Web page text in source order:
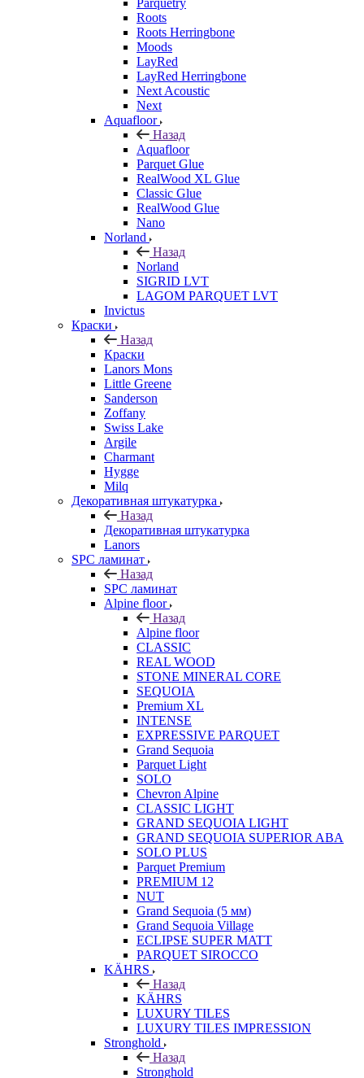
Parquetry
Roots
Roots Herringbone
Moods
LayRed
LayRed Herringbone
Next Acoustic
Next
Aquafloor
Назад
Aquafloor
Parquet Glue
RealWood XL Glue
Classic Glue
RealWood Glue
Nano
Norland
Назад
Norland
SIGRID LVT
LAGOM PARQUET LVT
Invictus
Краски
Назад
Краски
Lanors Mons
Little Greene
Sanderson
Zoffany
Swiss Lake
Argile
Charmant
Hygge
Milq
Декоративная штукатурка
Назад
Декоративная штукатурка
Lanors
SPC ламинат
Назад
SPC ламинат
Alpine floor
Назад
Alpine floor
CLASSIC
REAL WOOD
STONE MINERAL CORE
SEQUOIA
Premium XL
INTENSE
EXPRESSIVE PARQUET
Grand Sequoia
Parquet Light
SOLO
Chevron Alpine
CLASSIC LIGHT
GRAND SEQUOIA LIGHT
GRAND SEQUOIA SUPERIOR ABA
SOLO PLUS
Parquet Premium
PREMIUM 12
NUT
Grand Sequoia (5 мм)
Grand Sequoia Village
ECLIPSE SUPER MATT
PARQUET SIROCCO
KÄHRS
Назад
KÄHRS
LUXURY TILES
LUXURY TILES IMPRESSION
Stronghold
Назад
Stronghold